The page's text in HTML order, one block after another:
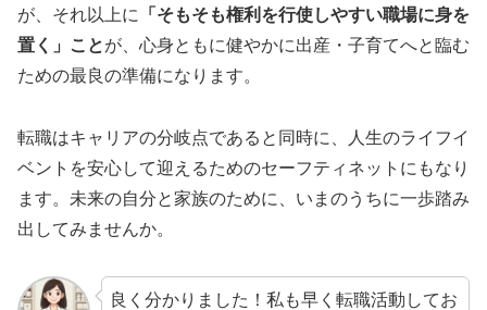
が、それ以上に
「そもそも権利を行使しやすい職場に身を
置く」ことが、心身ともに健やかに出産・子育てへと臨む
ための最良の準備になります。
転職はキャリアの分岐点であると同時に、人生のライフイ
ベントを安心して迎えるためのセーフティネットにもなり
ます。未来の自分と家族のために、いまのうちに一歩踏み
出してみませんか。
良く分かりました！私も早く転職活動してお